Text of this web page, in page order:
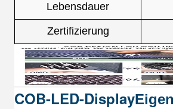
Lebensdauer
Zertifizierung
COB-LED-Display